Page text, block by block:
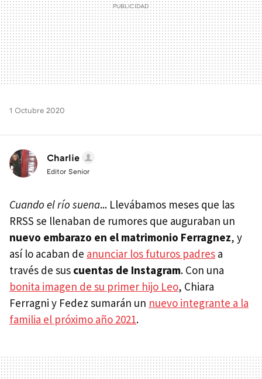
1 Octubre 2020
Charlie
Editor Senior
Cuando el río suena... Llevábamos meses que las
RRSS se llenaban de rumores que auguraban un
nuevo embarazo en el matrimonio Ferragnez, y
así lo acaban de anunciar los futuros padres a
través de sus cuentas de Instagram. Con una
bonita imagen de su primer hijo Leo, Chiara
Ferragni y Fedez sumarán un nuevo integrante a la
familia el próximo año 2021.